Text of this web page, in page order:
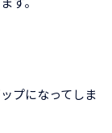
プになってしま